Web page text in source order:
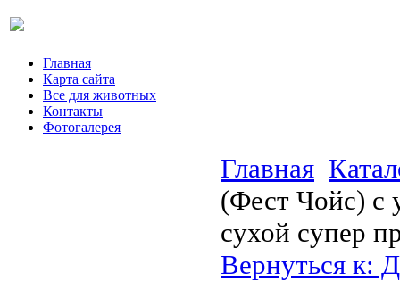
Главная
Карта сайта
Все для животных
Контакты
Фотогалерея
Главная
(Фест Чойс) с
сухой супер
Вернуться к: